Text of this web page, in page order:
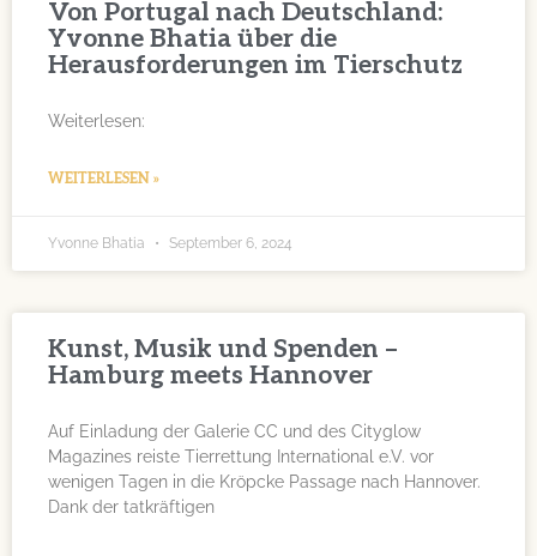
Von Portugal nach Deutschland:
Yvonne Bhatia über die
Herausforderungen im Tierschutz
Weiterlesen:
WEITERLESEN »
Yvonne Bhatia September 6, 2024
Kunst, Musik und Spenden –
Hamburg meets Hannover
Auf Einladung der Galerie CC und des Cityglow
Magazines reiste Tierrettung International e.V. vor
wenigen Tagen in die Kröpcke Passage nach Hannover.
Dank der tatkräftigen